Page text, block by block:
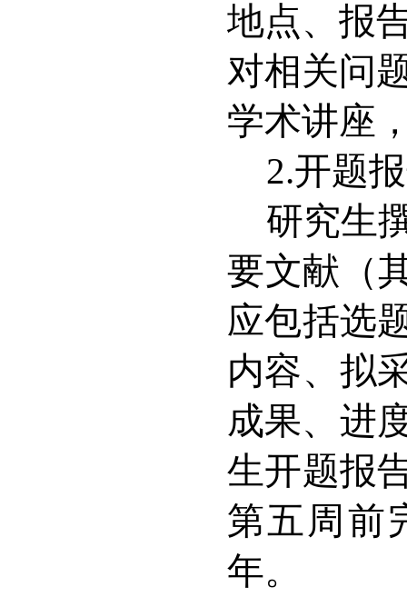
地点、报
对相关问
学术讲座
2.开题
研究生
要文献（
应包括选
内容、拟
成果、进
生开题报
第五周前
年。